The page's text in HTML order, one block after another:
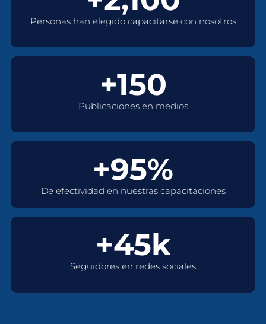
Personas han elegido capacitarse con nosotros
+150
Publicaciones en medios
+95%
De efectividad en nuestras capacitaciones
+45k
Seguidores en redes sociales